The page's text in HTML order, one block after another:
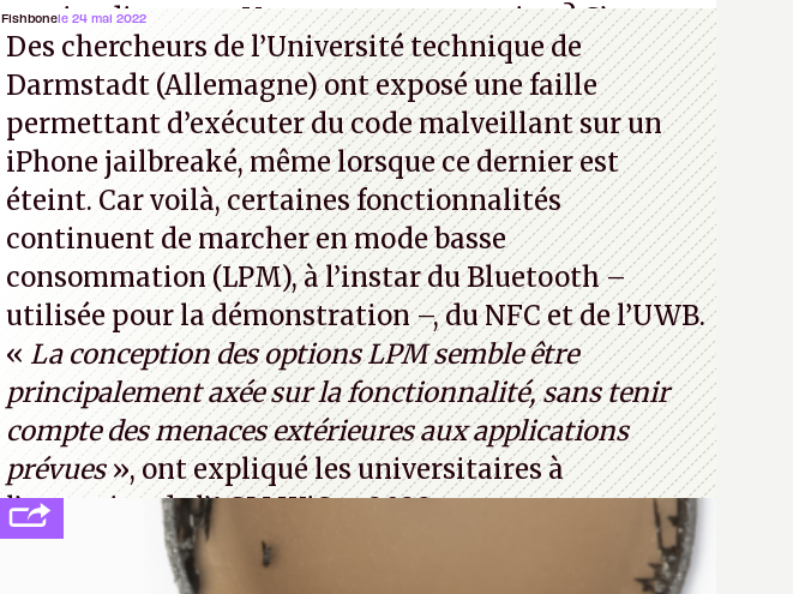
parties distantes. Vous ne comprenez rien ? C’est
normal, ça fait toujours ça avec le quantique. (Crédit
photo : China Telecom)
Fishbonele 24 mai 2022
Des chercheurs de l’Université technique de
Darmstadt (Allemagne) ont exposé une faille
permettant d’exécuter du code malveillant sur un
iPhone jailbreaké, même lorsque ce dernier est
éteint. Car voilà, certaines fonctionnalités
continuent de marcher en mode basse
consommation (LPM), à l’instar du Bluetooth –
utilisée pour la démonstration –, du NFC et de l’UWB.
« La conception des options LPM semble être
principalement axée sur la fonctionnalité, sans tenir
compte des menaces extérieures aux applications
prévues», ont expliqué les universitaires à
l’occcasion de l’ACM WiSec 2022.
(http://cpc.cx/AH432T1
(PDF) - Crédit photo : Pexels -
Tyler Lastovich)